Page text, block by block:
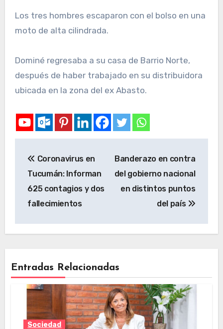
Los tres hombres escaparon con el bolso en una
moto de alta cilindrada.
Dominé regresaba a su casa de Barrio Norte,
después de haber trabajado en su distribuidora
ubicada en la zona del ex Abasto.
Coronavirus en
Tucumán: Informan
625 contagios y dos
fallecimientos
Banderazo en contra
del gobierno nacional
en distintos puntos
del país
Entradas Relacionadas
Sociedad